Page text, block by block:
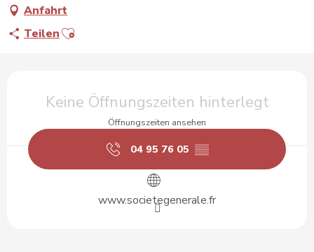
Anfahrt
TeilenAjouter aux favoris
Keine Öffnungszeiten hinterlegt
Öffnungszeiten ansehen
04 95 76 05 ▒▒
www.societegenerale.fr